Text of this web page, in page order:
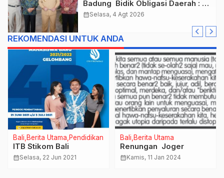
Badung Bidik Obligasi Daerah :
Gaspol Bangun Infrastruktur
calendar_monthSelasa, 4 Agt 2026
REKOMENDASI UNTUK ANDA
Bali Berita Utama Pendidikan
ITB Stikom Bali
calendar_monthSelasa, 22 Jun 2021
Bali Berita Utama
Renungan Joger
calendar_monthKamis, 11 Jan 2024